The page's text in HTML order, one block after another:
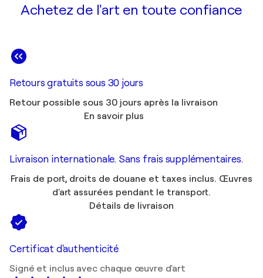
Achetez de l'art en toute confiance
Retours gratuits sous 30 jours
Retour possible sous 30 jours après la livraison
En savoir plus
Livraison internationale. Sans frais supplémentaires.
Frais de port, droits de douane et taxes inclus. Œuvres
d'art assurées pendant le transport.
Détails de livraison
Certificat d'authenticité
Signé et inclus avec chaque œuvre d'art